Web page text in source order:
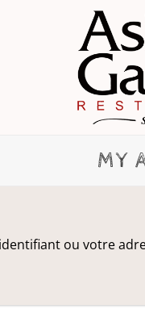
MY
ou votre